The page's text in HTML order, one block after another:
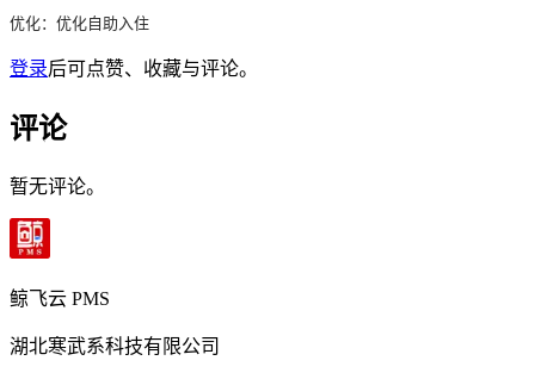
优化：优化自助入住
登录后可点赞、收藏与评论。
评论
暂无评论。
鲸飞云 PMS
湖北寒武系科技有限公司